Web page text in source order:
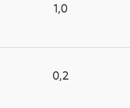
1,0
0,2